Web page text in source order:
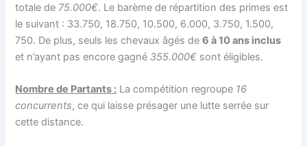
totale de 75.000€. Le barème de répartition des primes est
le suivant : 33.750, 18.750, 10.500, 6.000, 3.750, 1.500,
750. De plus, seuls les chevaux âgés de6 à 10 ans inclus
et n’ayant pas encore gagné 355.000€ sont éligibles.
Nombre de Partants : La compétition regroupe 16
concurrents, ce qui laisse présager une lutte serrée sur
cette distance.